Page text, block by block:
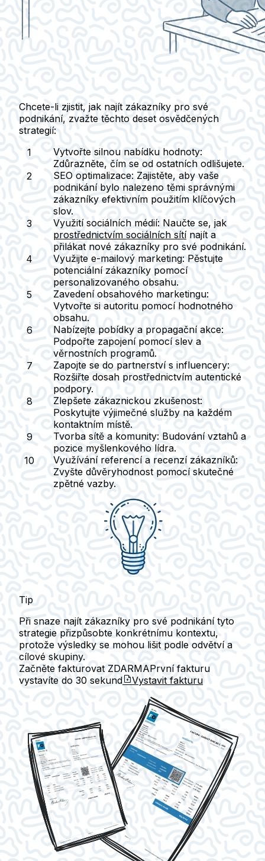
Chcete-li zjistit, jak najít zákazníky pro své
podnikání, zvažte těchto deset osvědčených
strategií:
Vytvořte silnou nabídku hodnoty:
Zdůrazněte, čím se od ostatních odlišujete.
SEO optimalizace: Zajistěte, aby vaše
podnikání bylo nalezeno těmi správnými
zákazníky efektivním použitím klíčových
slov.
Využití sociálních médií: Naučte se, jak
prostřednictvím sociálních sítínajít a
přilákat nové zákazníky pro své podnikání.
Využijte e-mailový marketing: Pěstujte
potenciální zákazníky pomocí
personalizovaného obsahu.
Zavedení obsahového marketingu:
Vytvořte si autoritu pomocí hodnotného
obsahu.
Nabízejte pobídky a propagační akce:
Podpořte zapojení pomocí slev a
věrnostních programů.
Zapojte se do partnerství s influencery:
Rozšiřte dosah prostřednictvím autentické
podpory.
Zlepšete zákaznickou zkušenost:
Poskytujte výjimečné služby na každém
kontaktním místě.
Tvorba sítě a komunity: Budování vztahů a
pozice myšlenkového lídra.
Využívání referencí a recenzí zákazníků:
Zvyšte důvěryhodnost pomocí skutečné
zpětné vazby.
Tip
Při snaze najít zákazníky pro své podnikání tyto
strategie přizpůsobte konkrétnímu kontextu,
protože výsledky se mohou lišit podle odvětví a
cílové skupiny.
Začněte fakturovat ZDARMAPrvní fakturu
vystavíte do 30 sekund Vystavit fakturu